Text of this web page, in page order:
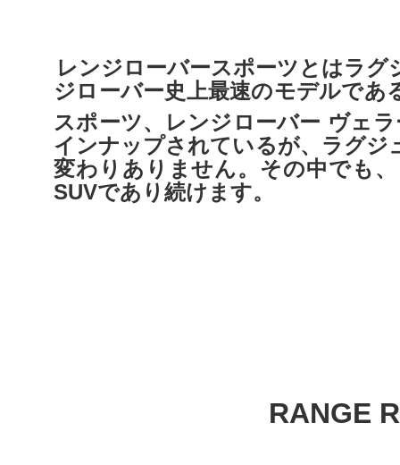
レンジローバースポーツとはラ
ジローバー史上最速のモデルであ
スポーツ、レンジローバー ヴェ
インナップされているが、ラグジ
変わりありません。その中でも
SUVであり続けます。
RANGE